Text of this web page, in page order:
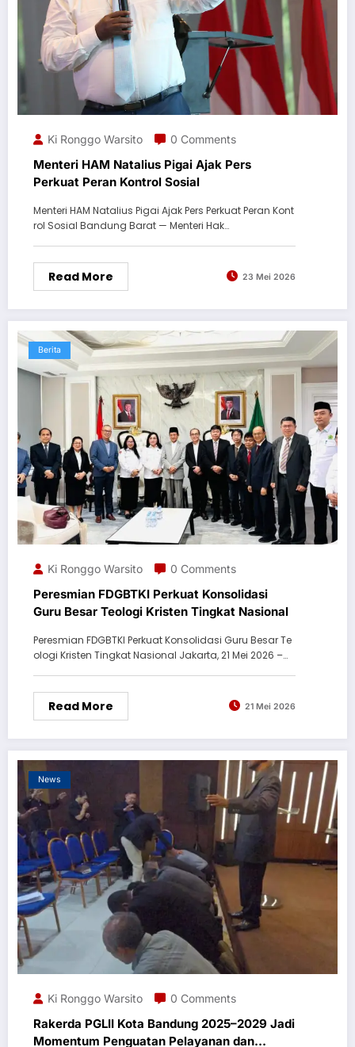
Ki Ronggo Warsito 0 Comments
Menteri HAM Natalius Pigai Ajak Pers
Perkuat Peran Kontrol Sosial
Menteri HAM Natalius Pigai Ajak Pers Perkuat Peran Kont
rol Sosial Bandung Barat — Menteri Hak…
Read More 23 Mei 2026
Berita
Ki Ronggo Warsito 0 Comments
Peresmian FDGBTKI Perkuat Konsolidasi
Guru Besar Teologi Kristen Tingkat Nasional
Peresmian FDGBTKI Perkuat Konsolidasi Guru Besar Te
ologi Kristen Tingkat Nasional Jakarta, 21 Mei 2026 –…
Read More 21 Mei 2026
News
Ki Ronggo Warsito 0 Comments
Rakerda PGLII Kota Bandung 2025–2029 Jadi
Momentum Penguatan Pelayanan dan